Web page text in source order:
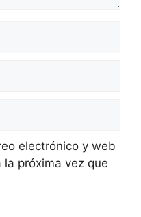
electrónico y web
próxima vez que